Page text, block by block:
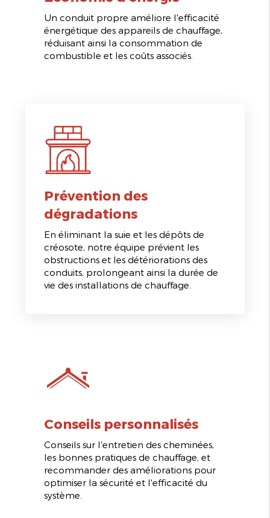
Un conduit propre améliore l'efficacité
énergétique des appareils de chauffage,
réduisant ainsi la consommation de
combustible et les coûts associés.
Prévention des
dégradations
En éliminant la suie et les dépôts de
créosote, notre équipe prévient les
obstructions et les détériorations des
conduits, prolongeant ainsi la durée de
vie des installations de chauffage.
Conseils personnalisés
Conseils sur l'entretien des cheminées,
les bonnes pratiques de chauffage, et
recommander des améliorations pour
optimiser la sécurité et l'efficacité du
système.